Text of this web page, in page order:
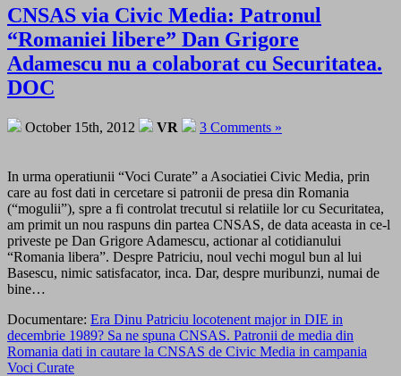
CNSAS via Civic Media: Patronul
“Romaniei libere” Dan Grigore
Adamescu nu a colaborat cu Securitatea.
DOC
October 15th, 2012 VR 3 Comments »
In urma operatiunii “Voci Curate” a Asociatiei Civic Media, prin
care au fost dati in cercetare si patronii de presa din Romania
(“mogulii”), spre a fi controlat trecutul si relatiile lor cu Securitatea,
am primit un nou raspuns din partea CNSAS, de data aceasta in ce-l
priveste pe Dan Grigore Adamescu, actionar al cotidianului
“Romania libera”. Despre Patriciu, noul vechi mogul bun al lui
Basescu, nimic satisfacator, inca. Dar, despre muribunzi, numai de
bine…
Documentare: Era Dinu Patriciu locotenent major in DIE in
decembrie 1989? Sa ne spuna CNSAS. Patronii de media din
Romania dati in cautare la CNSAS de Civic Media in campania
Voci Curate